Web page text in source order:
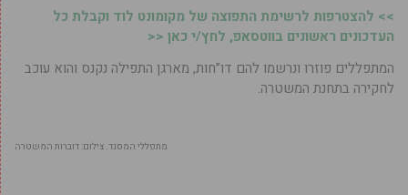
>> להצטרפות לרשימת התפוצה של מקומונט לוד וקבלת כל
העדכונים ראשונים בווטסאפ, לחץ/י כאן <<
המתפללים פוזרו ונרשמו להם דו”חות, מארגן התפילה נקנס והוא עוכב
לחקירה בתחנת המשטרה.
מתפללי המסגד. צילום: דוברות המשטרה